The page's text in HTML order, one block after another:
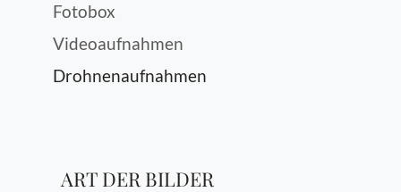
Fotobox
Videoaufnahmen
Drohnenaufnahmen
ART DER BILDER